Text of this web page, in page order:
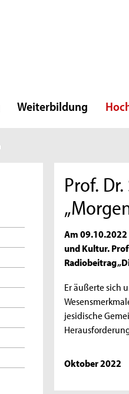
Weiterbildung
Prof.
Am 09.10.2022
und Kultur.
Radiobeitrag
Er äußerte sich
jesidische
Oktober 2022